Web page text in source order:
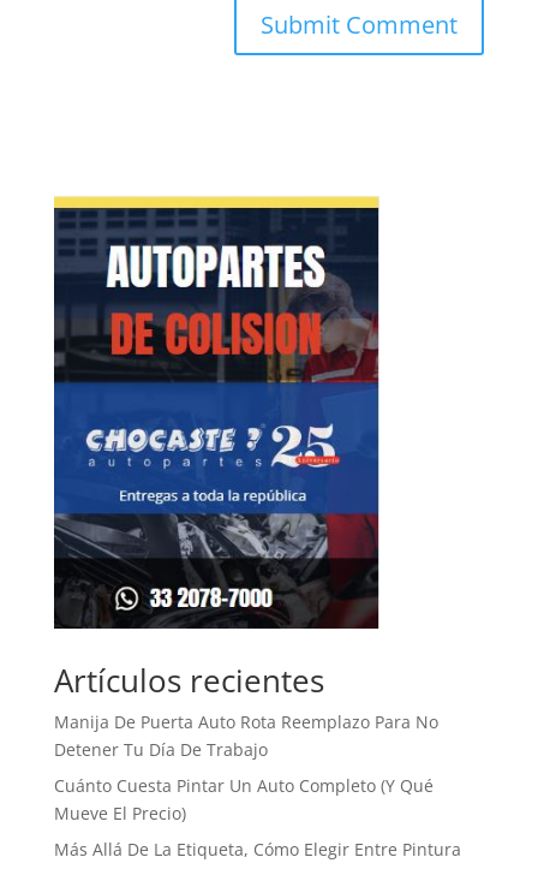
Artículos recientes
Manija De Puerta Auto Rota Reemplazo Para No
Detener Tu Día De Trabajo
Cuánto Cuesta Pintar Un Auto Completo (Y Qué
Mueve El Precio)
Más Allá De La Etiqueta, Cómo Elegir Entre Pintura